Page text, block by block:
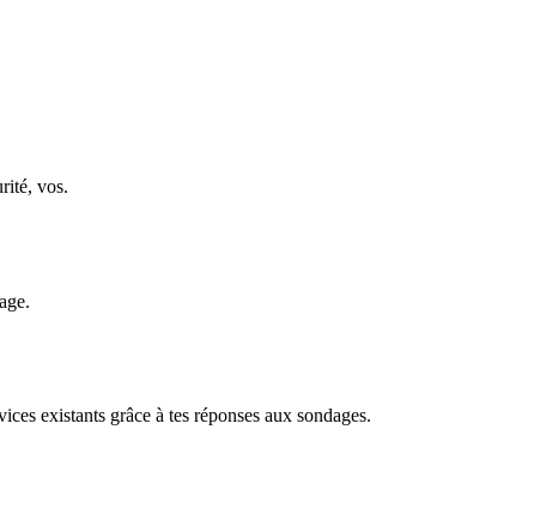
vos.
existants grâce à tes réponses aux sondages.